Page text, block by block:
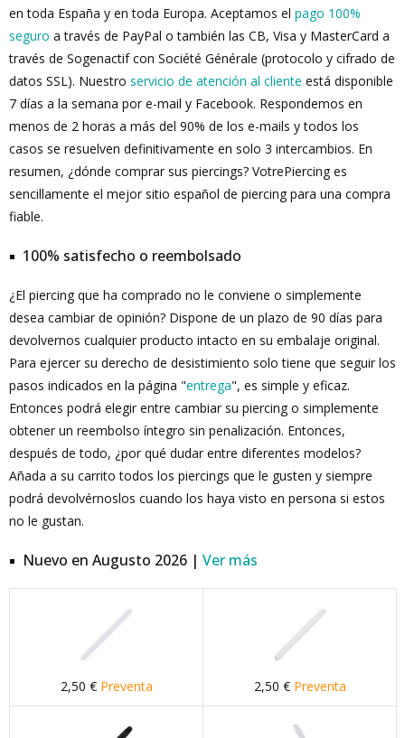
en toda España y en toda Europa. Aceptamos el pago 100%
seguro a través de PayPal o también las CB, Visa y MasterCard a
través de Sogenactif con Société Générale (protocolo y cifrado de
datos SSL). Nuestro servicio de atención al cliente está disponible
7 días a la semana por e-mail y Facebook. Respondemos en
menos de 2 horas a más del 90% de los e-mails y todos los
casos se resuelven definitivamente en solo 3 intercambios. En
resumen, ¿dónde comprar sus piercings? VotrePiercing es
sencillamente el mejor sitio español de piercing para una compra
fiable.
100% satisfecho o reembolsado
¿El piercing que ha comprado no le conviene o simplemente
desea cambiar de opinión? Dispone de un plazo de 90 días para
devolvernos cualquier producto intacto en su embalaje original.
Para ejercer su derecho de desistimiento solo tiene que seguir los
pasos indicados en la página "entrega", es simple y eficaz.
Entonces podrá elegir entre cambiar su piercing o simplemente
obtener un reembolso íntegro sin penalización. Entonces,
después de todo, ¿por qué dudar entre diferentes modelos?
Añada a su carrito todos los piercings que le gusten y siempre
podrá devolvérnoslos cuando los haya visto en persona si estos
no le gustan.
Nuevo en Augusto 2026 | Ver más
2,50 € Preventa 2,50 € Preventa